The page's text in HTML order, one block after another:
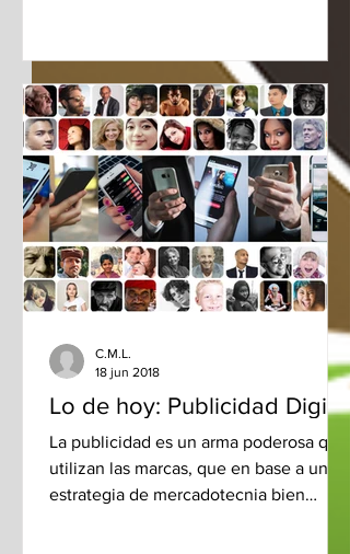
Lo de hoy: Publicidad Digital
La publicidad es un arma poderosa que
utilizan las marcas, que en base a una
estrategia de mercadotecnia bien
C.M.L.
18 jun 2018